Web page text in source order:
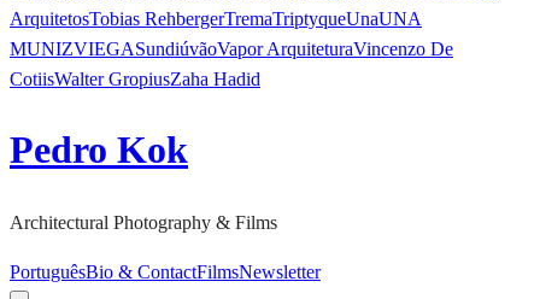
ArquitetosTobias RehbergerTremaTriptyqueUnaUNA
MUNIZVIEGASundiúvãoVapor ArquiteturaVincenzo De
CotiisWalter GropiusZaha Hadid
Pedro Kok
Architectural Photography & Films
PortuguêsBio & ContactFilmsNewsletter